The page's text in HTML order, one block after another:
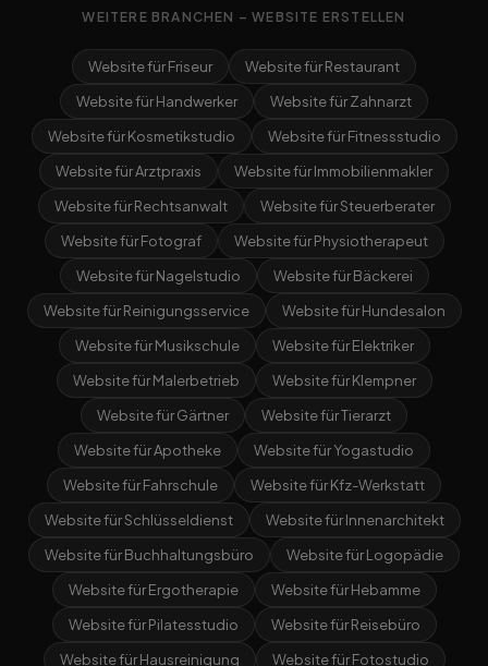
WEITERE BRANCHEN – WEBSITE ERSTELLEN
Website für Friseur
Website für Restaurant
Website für Handwerker
Website für Zahnarzt
Website für Kosmetikstudio
Website für Fitnessstudio
Website für Arztpraxis
Website für Immobilienmakler
Website für Rechtsanwalt
Website für Steuerberater
Website für Fotograf
Website für Physiotherapeut
Website für Nagelstudio
Website für Bäckerei
Website für Reinigungsservice
Website für Hundesalon
Website für Musikschule
Website für Elektriker
Website für Malerbetrieb
Website für Klempner
Website für Gärtner
Website für Tierarzt
Website für Apotheke
Website für Yogastudio
Website für Fahrschule
Website für Kfz-Werkstatt
Website für Schlüsseldienst
Website für Innenarchitekt
Website für Buchhaltungsbüro
Website für Logopädie
Website für Ergotherapie
Website für Hebamme
Website für Pilatesstudio
Website für Reisebüro
Website für Hausreinigung
Website für Fotostudio